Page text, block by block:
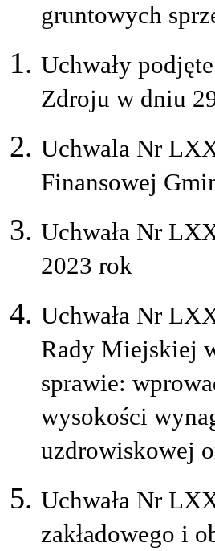
gruntowych
Uchwały
Zdroju w dniu
Uchwala Nr
Finansowej
Uchwała Nr
2023 rok
Uchwała Nr
Rady Miejskiej
sprawie:
wysokości
uzdrowiskowej
Uchwała Nr
zakładowego i